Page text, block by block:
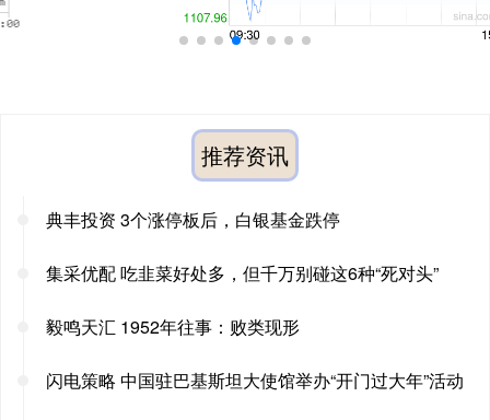
推荐资讯
典丰投资 3个涨停板后，白银基金跌停
集采优配 吃韭菜好处多，但千万别碰这6种“死对头”
毅鸣天汇 1952年往事：败类现形
闪电策略 中国驻巴基斯坦大使馆举办“开门过大年”活动